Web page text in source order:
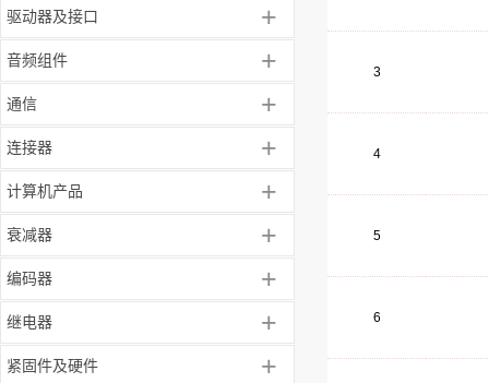
驱动器及接口 +
音频组件 +
通信 +
连接器 +
计算机产品 +
衰减器 +
编码器 +
继电器 +
紧固件及硬件 +
3
4
5
6